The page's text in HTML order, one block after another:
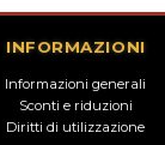
INFORMAZIONI
Informazioni generali
Sconti e riduzioni
Diritti di utilizzazione